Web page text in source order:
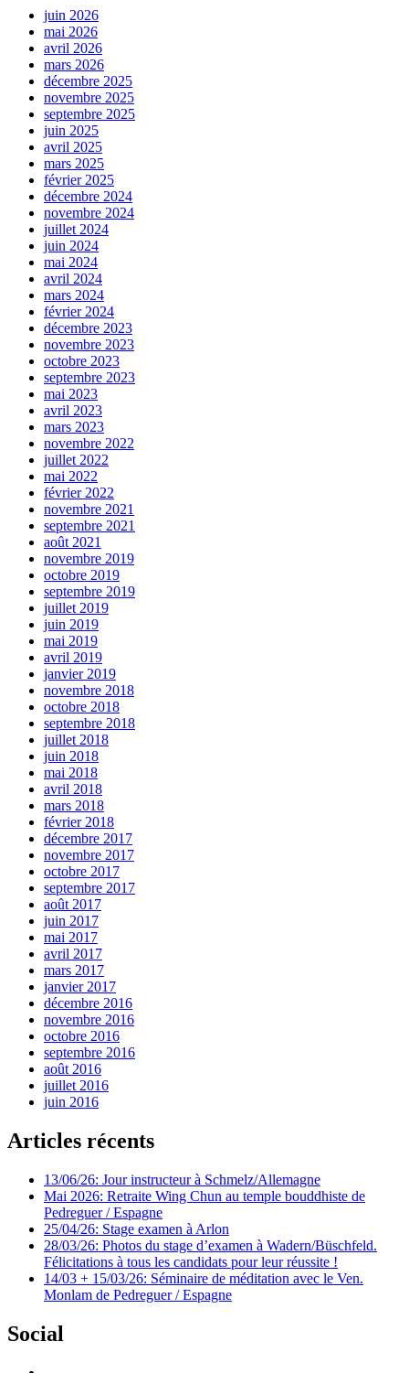
juin 2026
mai 2026
avril 2026
mars 2026
décembre 2025
novembre 2025
septembre 2025
juin 2025
avril 2025
mars 2025
février 2025
décembre 2024
novembre 2024
juillet 2024
juin 2024
mai 2024
avril 2024
mars 2024
février 2024
décembre 2023
novembre 2023
octobre 2023
septembre 2023
mai 2023
avril 2023
mars 2023
novembre 2022
juillet 2022
mai 2022
février 2022
novembre 2021
septembre 2021
août 2021
novembre 2019
octobre 2019
septembre 2019
juillet 2019
juin 2019
mai 2019
avril 2019
janvier 2019
novembre 2018
octobre 2018
septembre 2018
juillet 2018
juin 2018
mai 2018
avril 2018
mars 2018
février 2018
décembre 2017
novembre 2017
octobre 2017
septembre 2017
août 2017
juin 2017
mai 2017
avril 2017
mars 2017
janvier 2017
décembre 2016
novembre 2016
octobre 2016
septembre 2016
août 2016
juillet 2016
juin 2016
Articles récents
13/06/26: Jour instructeur à Schmelz/Allemagne
Mai 2026: Retraite Wing Chun au temple bouddhiste de
Pedreguer / Espagne
25/04/26: Stage examen à Arlon
28/03/26: Photos du stage d’examen à Wadern/Büschfeld.
Félicitations à tous les candidats pour leur réussite !
14/03 + 15/03/26: Séminaire de méditation avec le Ven.
Monlam de Pedreguer / Espagne
Social